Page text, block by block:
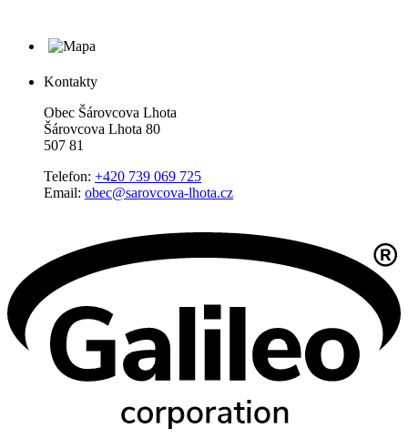
Kontakty
Obec Šárovcova Lhota
Šárovcova Lhota 80
507 81
Telefon: +420 739 069 725
Email: obec@sarovcova-lhota.cz